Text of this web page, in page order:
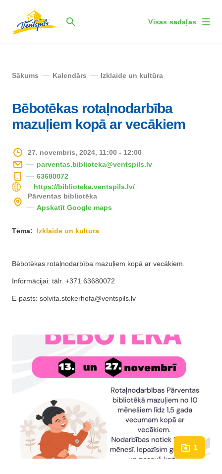
Visas sadaļas
Sākums Kalendārs Izklaide un kultūra
Bēbotēkas rotaļnodarbība
mazuļiem kopā ar vecākiem
27. novembris, 2024, 11:00 - 12:00
parventas.biblioteka@ventspils.lv
63680072
https://biblioteka.ventspils.lv/
Pārventas bibliotēka
Apskatīt Google maps
Tēma: Izklaide un kultūra
Bēbotēkas rotaļnodarbība mazuļiem kopā ar vecākiem.
Informācijai: tālr. +371 63680072
E-pasts: solvita.stekerhofa@ventspils.lv
1